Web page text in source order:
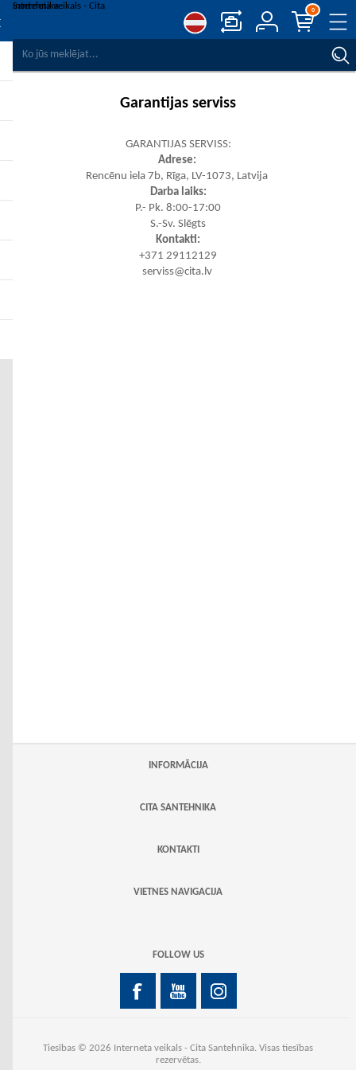
0
Garantijas serviss
GARANTIJAS SERVISS:
Adrese:
Rencēnu iela 7b, Rīga, LV-1073, Latvija
Darba laiks:
P.- Pk. 8:00-17:00
S.-Sv. Slēgts
Kontakti:
+371 29112129
serviss@cita.lv
INFORMĀCIJA
CITA SANTEHNIKA
KONTAKTI
VIETNES NAVIGACIJA
FOLLOW US
Tiesības © 2026 Interneta veikals - Cita Santehnika. Visas tiesības
rezervētas.